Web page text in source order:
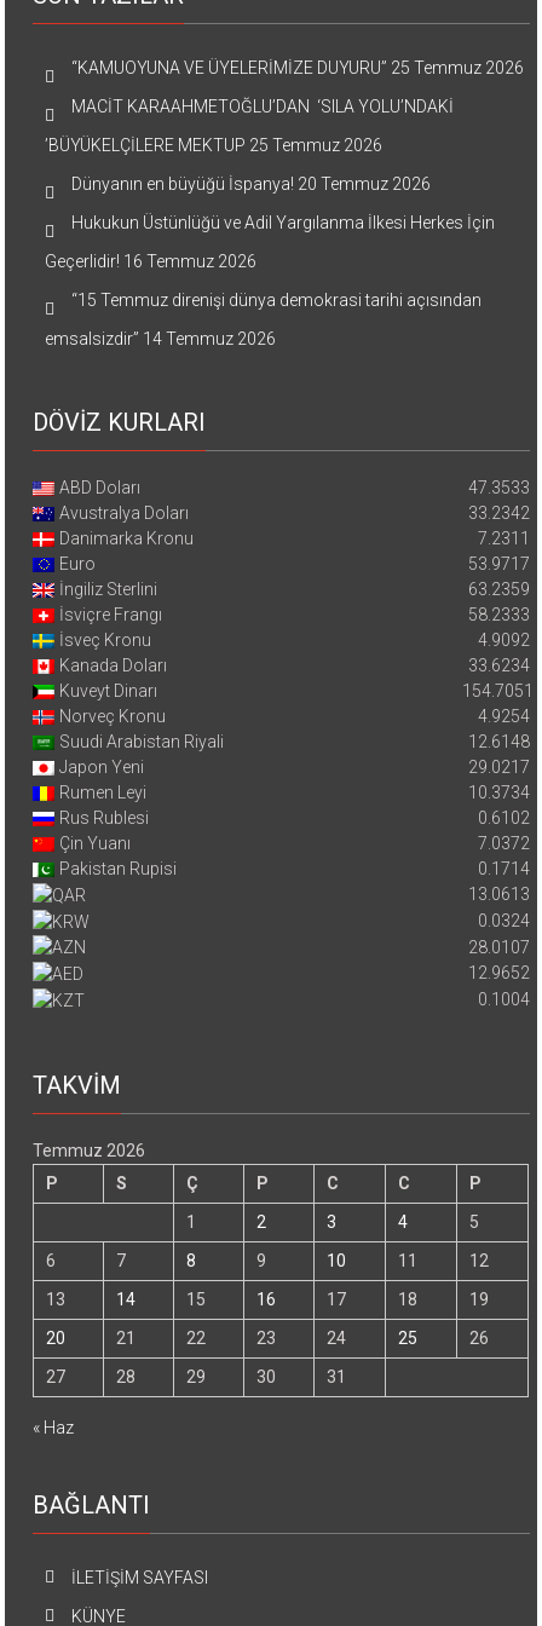
“KAMUOYUNA VE ÜYELERİMİZE DUYURU” 25 Temmuz 2026
MACİT KARAAHMETOĞLU’DAN ‘SILA YOLU’NDAKİ
’BÜYÜKELÇİLERE MEKTUP 25 Temmuz 2026
Dünyanın en büyüğü İspanya! 20 Temmuz 2026
Hukukun Üstünlüğü ve Adil Yargılanma İlkesi Herkes İçin
Geçerlidir! 16 Temmuz 2026
“15 Temmuz direnişi dünya demokrasi tarihi açısından
emsalsizdir” 14 Temmuz 2026
DÖVİZ KURLARI
ABD Doları
47.3533
Avustralya Doları
33.2342
Danimarka Kronu
7.2311
Euro
53.9717
İngiliz Sterlini
63.2359
İsviçre Frangı
58.2333
İsveç Kronu
4.9092
Kanada Doları
33.6234
Kuveyt Dinarı
154.7051
Norveç Kronu
4.9254
Suudi Arabistan Riyali
12.6148
Japon Yeni
29.0217
Rumen Leyi
10.3734
Rus Rublesi
0.6102
Çin Yuanı
7.0372
Pakistan Rupisi
0.1714
13.0613
0.0324
28.0107
12.9652
0.1004
TAKVİM
Temmuz 2026
P
S Ç P C C
P
1
2 3 4
5
6
7 8 9 10 11
12
13
14 15 16 17 18
19
20
21 22 23 24 25
26
27
28 29 30 31
« Haz
BAĞLANTI
İLETİŞİM SAYFASI
KÜNYE